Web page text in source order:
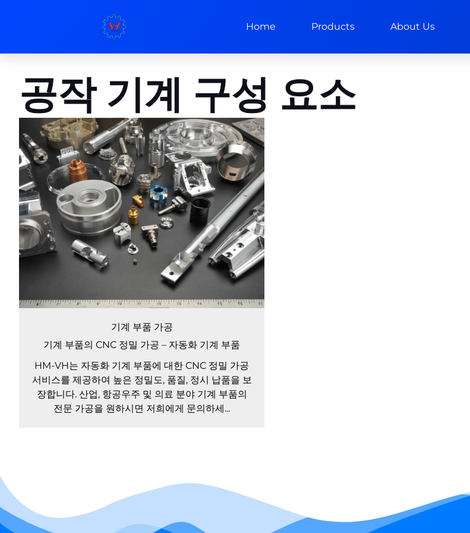
Home Products About Us
공작 기계 구성 요소
기계 부품 가공
기계 부품의 CNC 정밀 가공 – 자동화 기계 부품
HM-VH는 자동화 기계 부품에 대한 CNC 정밀 가공
서비스를 제공하여 높은 정밀도, 품질, 정시 납품을 보
장합니다. 산업, 항공우주 및 의료 분야 기계 부품의
전문 가공을 원하시면 저희에게 문의하세...